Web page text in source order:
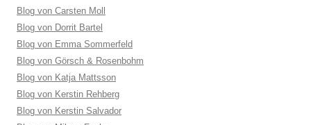
Blog von Carsten Moll
Blog von Dorrit Bartel
Blog von Emma Sommerfeld
Blog von Görsch & Rosenbohm
Blog von Katja Mattsson
Blog von Kerstin Rehberg
Blog von Kerstin Salvador